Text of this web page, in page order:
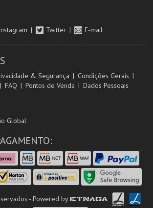
Twitter E-mail
& Segurança
Condições Gerais
FAQ Pontos de Venda Dados Pessoais
Global
- Powered by ETNAGA